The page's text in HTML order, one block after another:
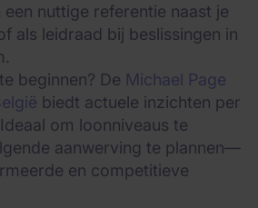
nuttige referentie naast je
als leidraad bij beslissingen in
beginnen? De Michael Page
biedt actuele inzichten per
om loonniveaus te
aanwerving te plannen—
en competitieve